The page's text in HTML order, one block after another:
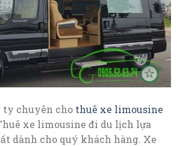
ty chuyên cho thuê xe limousine
xe limousine đi du lịch lựa
dành cho quý khách hàng. Xe